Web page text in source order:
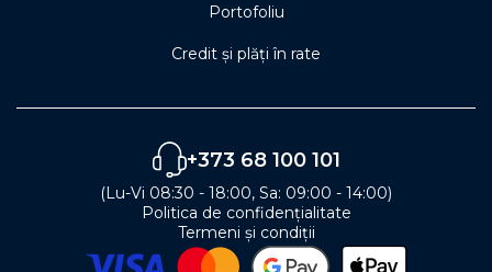
Portofoliu
Credit și plăți în rate
+373 68 100 101
(Lu-Vi 08:30 - 18:00, Sa: 09:00 - 14:00)
Politica de confidențialitate
Termeni și condiții